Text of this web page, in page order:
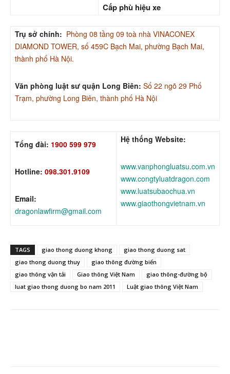
Cấp phù hiệu xe
Trụ sở chính: Phòng 08 tầng 09 toà nhà VINACONEX
DIAMOND TOWER, số 459C Bạch Mai, phường Bạch Mai,
thành phố Hà Nội.
Văn phòng luật sư quận Long Biên: Số 22 ngõ 29 Phố
Trạm, phường Long Biên, thành phố Hà Nội
Tổng đài: 1900 599 979
Hotline: 098.301.9109
Email:
dragonlawfirm@gmail.com
Hệ thống Website:
www.vanphongluatsu.com.vn
www.congtyluatdragon.com
www.luatsubaochua.vn
www.giaothongvietnam.vn
TAGS giao thong duong khong
giao thong duong sat
giao thong duong thuy
giao thông đường biển
giao thông vận tải
Giao thông Việt Nam
giao thông-đường bộ
luat giao thong duong bo nam 2011
Luật giao thông Việt Nam